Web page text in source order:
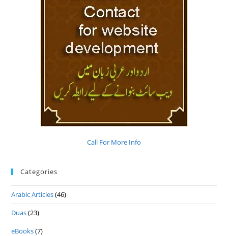
Call For More Info
Categories
Arabic Articles(46)
Duas(23)
eBooks(7)